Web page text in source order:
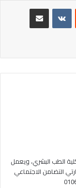
الطب البشري، ويعمل
التضامن الاجتماعي